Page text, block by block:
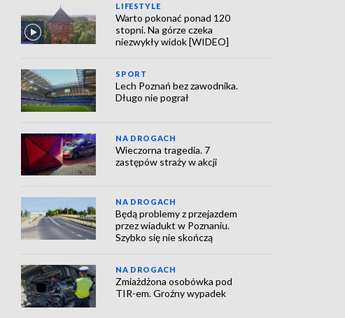
LIFESTYLE
Warto pokonać ponad 120
stopni. Na górze czeka
niezwykły widok [WIDEO]
SPORT
Lech Poznań bez zawodnika.
Długo nie pograł
NA DROGACH
Wieczorna tragedia. 7
zastępów straży w akcji
NA DROGACH
Będą problemy z przejazdem
przez wiadukt w Poznaniu.
Szybko się nie skończą
NA DROGACH
Zmiażdżona osobówka pod
TIR-em. Groźny wypadek